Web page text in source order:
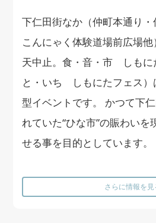
下仁田街なか（仲町本通り・
こんにゃく体験道場前広場
天中止。食・音・市 しもに
と・いち しもにたフェス）
型イベントです。 かつて下
れていた“ひな市”の賑わいを
せる事を目的としています。
さらに情報を見